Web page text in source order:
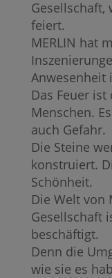
Gesellschaft,
feiert.
MERLIN hat
Das Feuer
Menschen.
auch Gefahr.
Die Steine
konstruiert.
Schönheit.
Die Welt von
Gesellschaft
beschäftigt.
Denn die
wie sie es